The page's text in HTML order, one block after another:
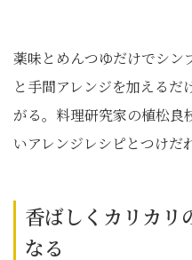
薬味とめんつゆだけでシン
と手間アレンジを加える
がる。料理研究家の植松良
いアレンジレシピとつけだ
香ばしくカリカリ
なる